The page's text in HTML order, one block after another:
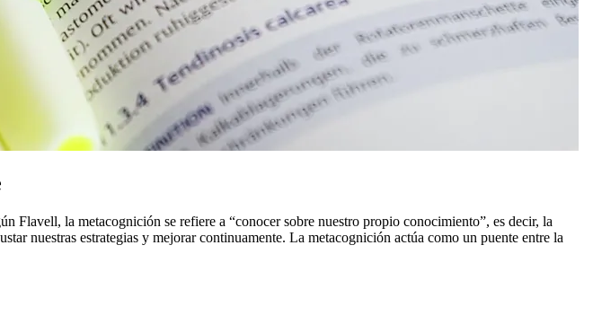
Flavell, la metacognición se refiere a “conocer sobre nuestro propio conocimiento”, es decir, la
nuestras estrategias y mejorar continuamente. La metacognición actúa como un puente entre la